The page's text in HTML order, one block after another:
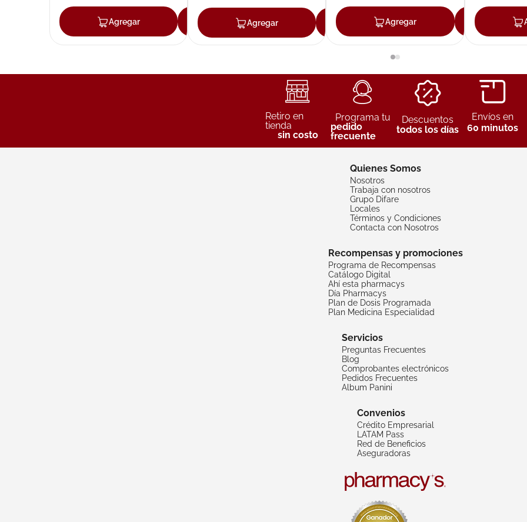
Agregar AgregarAgregar AgregarAgregar
Retiro en
tienda
sin costo
Programa tu
pedido
frecuente
Descuentos
todos los días
Envíos en
60 minutos
Quienes Somos
Nosotros
Trabaja con nosotros
Grupo Difare
Locales
Términos y Condiciones
Contacta con Nosotros
Recompensas y promociones
Programa de Recompensas
Catálogo Digital
Ahí esta pharmacys
Día Pharmacys
Plan de Dosis Programada
Plan Medicina Especialidad
Servicios
Preguntas Frecuentes
Blog
Comprobantes electrónicos
Pedidos Frecuentes
Album Panini
Convenios
Crédito Empresarial
LATAM Pass
Red de Beneficios
Aseguradoras